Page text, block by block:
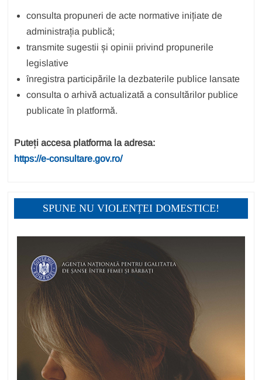
consulta propuneri de acte normative inițiate de
administrația publică;
transmite sugestii și opinii privind propunerile
legislative
înregistra participările la dezbaterile publice lansate
consulta o arhivă actualizată a consultărilor publice
publicate în platformă.
Puteți accesa platforma la adresa:
https://e-consultare.gov.ro/
SPUNE NU VIOLENȚEI DOMESTICE!